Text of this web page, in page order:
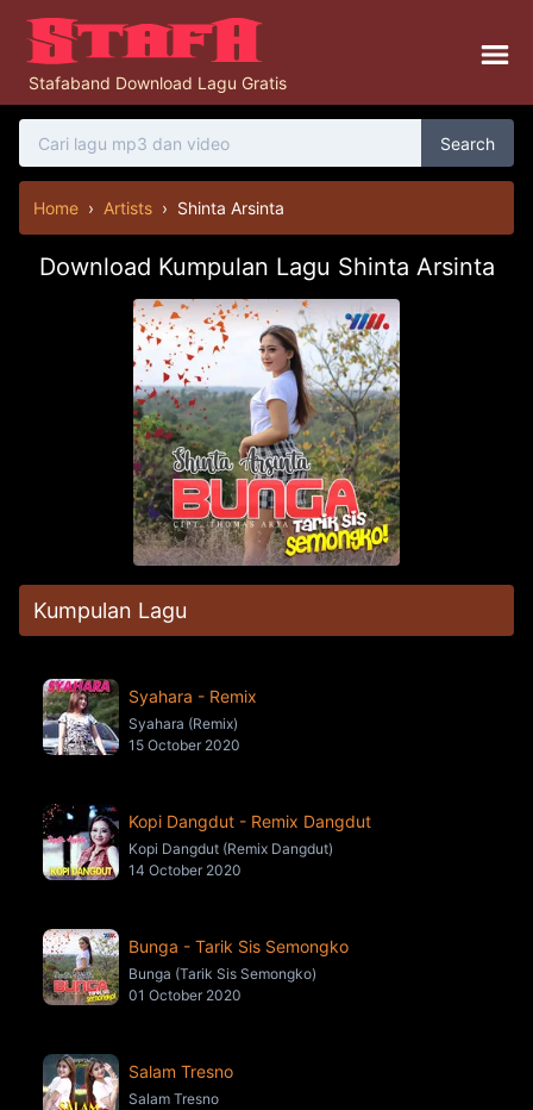
Stafaband Download Lagu Gratis
Search
Home › Artists › Shinta Arsinta
Download Kumpulan Lagu Shinta Arsinta
Kumpulan Lagu
Syahara - Remix
Syahara (Remix)
15 October 2020
Kopi Dangdut - Remix Dangdut
Kopi Dangdut (Remix Dangdut)
14 October 2020
Bunga - Tarik Sis Semongko
Bunga (Tarik Sis Semongko)
01 October 2020
Salam Tresno
Salam Tresno